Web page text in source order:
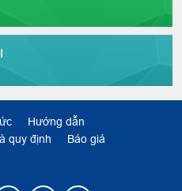
Hướng dẫn
quy định
Báo giá